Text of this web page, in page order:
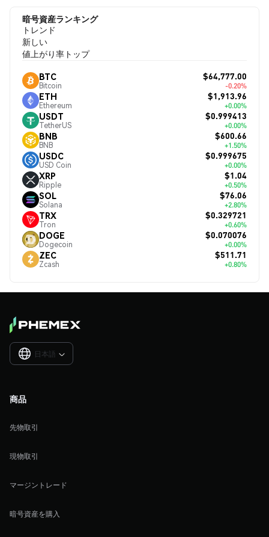
暗号資産ランキング
トレンド
新しい
値上がり率トップ
BTC
Bitcoin
$64,777.00
-0.20%
ETH
Ethereum
$1,913.96
+0.00%
USDT
TetherUS
$0.999413
+0.00%
BNB
BNB
$600.66
+1.50%
USDC
USD Coin
$0.999675
+0.00%
XRP
Ripple
$1.04
+0.50%
SOL
Solana
$76.06
+2.80%
TRX
Tron
$0.329721
+0.60%
DOGE
Dogecoin
$0.070076
+0.00%
ZEC
Zcash
$511.71
+0.80%
日本語 
商品
先物取引
現物取引
マージントレード
暗号資産を購入